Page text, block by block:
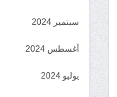
سبتمبر 2024
أغسطس 2024
يوليو 2024